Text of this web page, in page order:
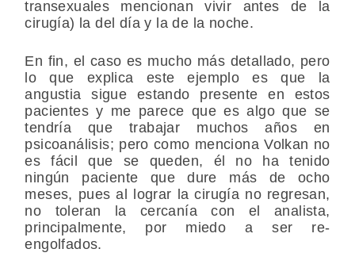
transexuales mencionan vivir antes de la
cirugía) la del día y la de la noche.
En fin, el caso es mucho más detallado, pero
lo que explica este ejemplo es que la
angustia sigue estando presente en estos
pacientes y me parece que es algo que se
tendría que trabajar muchos años en
psicoanálisis; pero como menciona Volkan no
es fácil que se queden, él no ha tenido
ningún paciente que dure más de ocho
meses, pues al lograr la cirugía no regresan,
no toleran la cercanía con el analista,
principalmente, por miedo a ser re-
engolfados.